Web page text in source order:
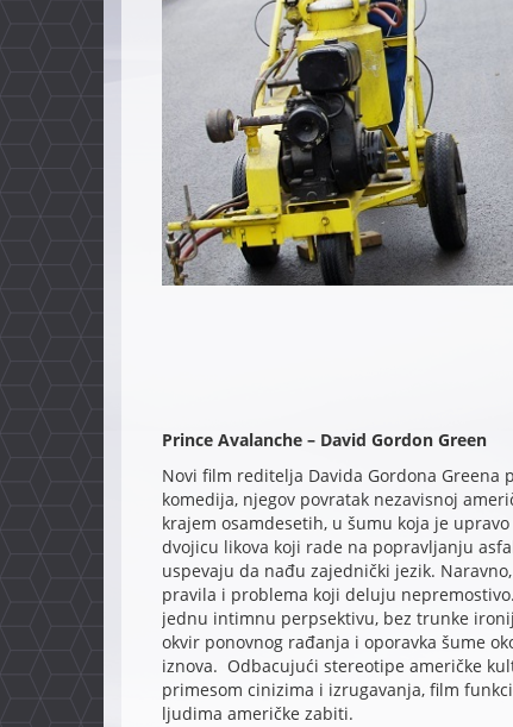
Prince Avalanche – David Gordon Green
Novi film reditelja Davida Gordona
komedija, njegov povratak nezavisnoj
krajem osamdesetih, u šumu koja je
dvojicu likova koji rade na popravljanju
uspevaju da nađu zajednički jezik.
pravila i problema koji deluju
jednu intimnu perpsektivu, bez trunke
okvir ponovnog rađanja i oporavka šume
iznova. Odbacujući stereotipe američke
primesom cinizima i izrugavanja, film
ljudima američke zabiti.